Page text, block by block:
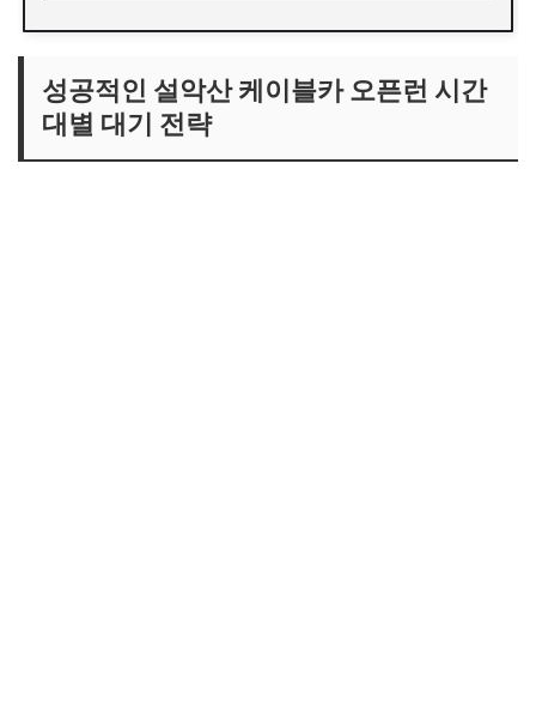
성공적인 설악산 케이블카 오픈런 시간
대별 대기 전략